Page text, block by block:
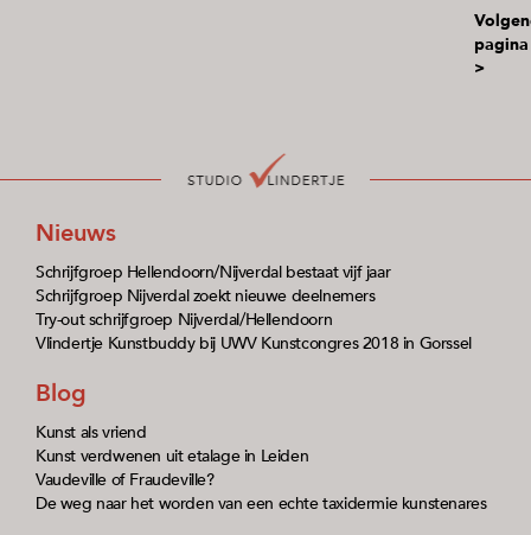
pagina
>
Nieuws
Schrijfgroep Hellendoorn/Nijverdal bestaat vijf jaar
Schrijfgroep Nijverdal zoekt nieuwe deelnemers
Try-out schrijfgroep Nijverdal/Hellendoorn
Vlindertje Kunstbuddy bij UWV Kunstcongres 2018 in Gorssel
Blog
Kunst als vriend
Kunst verdwenen uit etalage in Leiden
Vaudeville of Fraudeville?
De weg naar het worden van een echte taxidermie kunstenares